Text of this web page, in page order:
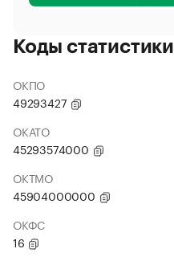
Коды статистики
ОКПО
49293427
ОКАТО
45293574000
ОКТМО
45904000000
ОКФС
16